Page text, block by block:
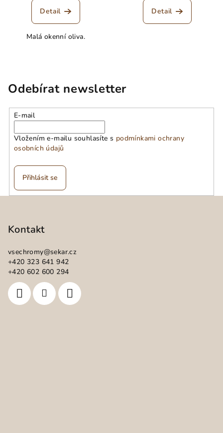
Detail
Malá okenní oliva.
Detail
Odebírat newsletter
E-mail
Vložením e-mailu souhlasíte s podmínkami ochrany
osobních údajů
Přihlásit se
Kontakt
vsechromy@sekar.cz
+420 323 641 942
+420 602 600 294